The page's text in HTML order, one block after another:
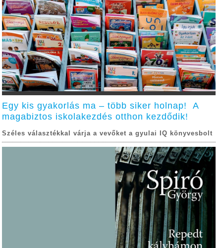
Egy kis gyakorlás ma – több siker holnap! A
magabiztos iskolakezdés otthon kezdődik!
Széles választékkal várja a vevőket a gyulai IQ könyvesbolt